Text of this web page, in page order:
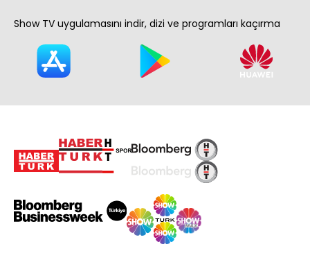
Show TV uygulamasını indir, dizi ve programları kaçırma